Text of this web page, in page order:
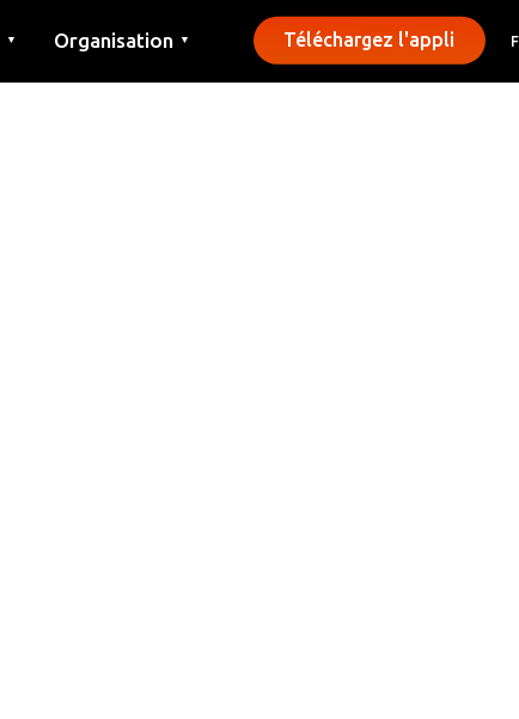
▼ Organisation ▼ Téléchargez l'appli